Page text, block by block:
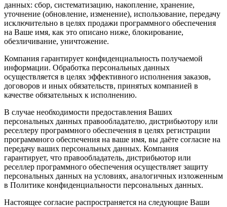
данных: сбор, систематизацию, накопление, хранение,
уточнение (обновление, изменение), использование, передачу
исключительно в целях продажи программного обеспечения
на Ваше имя, как это описано ниже, блокирование,
обезличивание, уничтожение.
Компания гарантирует конфиденциальность получаемой
информации. Обработка персональных данных
осуществляется в целях эффективного исполнения заказов,
договоров и иных обязательств, принятых компанией в
качестве обязательных к исполнению.
В случае необходимости предоставления Ваших
персональных данных правообладателю, дистрибьютору или
реселлеру программного обеспечения в целях регистрации
программного обеспечения на ваше имя, вы даёте согласие на
передачу ваших персональных данных. Компания
гарантирует, что правообладатель, дистрибьютор или
реселлер программного обеспечения осуществляет защиту
персональных данных на условиях, аналогичных изложенным
в Политике конфиденциальности персональных данных.
Настоящее согласие распространяется на следующие Ваши